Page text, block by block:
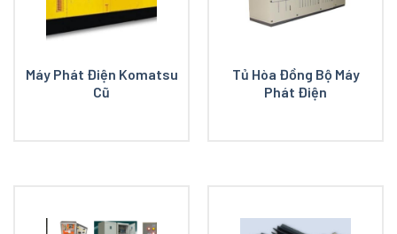
Máy Phát Điện Komatsu
Cũ
Tủ Hòa Đồng Bộ Máy
Phát Điện